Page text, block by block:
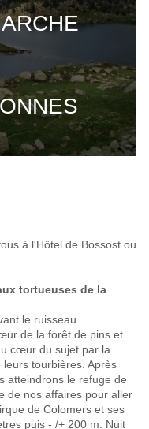
à l'Hôtel de Bossost ou
tortueuses de la
le ruisseau
de la forêt de pins et
cœur du sujet par la
tourbières. Après
atteindrons le refuge de
de nos affaires pour aller
de Colomers et ses
puis - /+ 200 m. Nuit